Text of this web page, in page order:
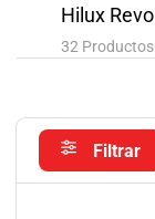
Hilux Revo
32 Productos
Filtrar